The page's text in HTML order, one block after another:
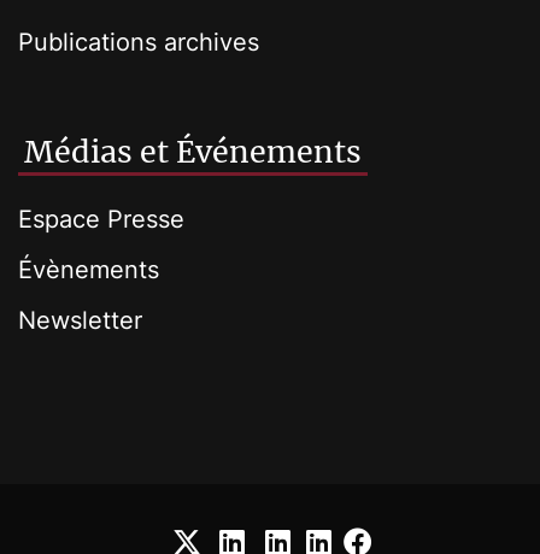
Publications archives
Médias et Événements
Espace Presse
Évènements
Newsletter